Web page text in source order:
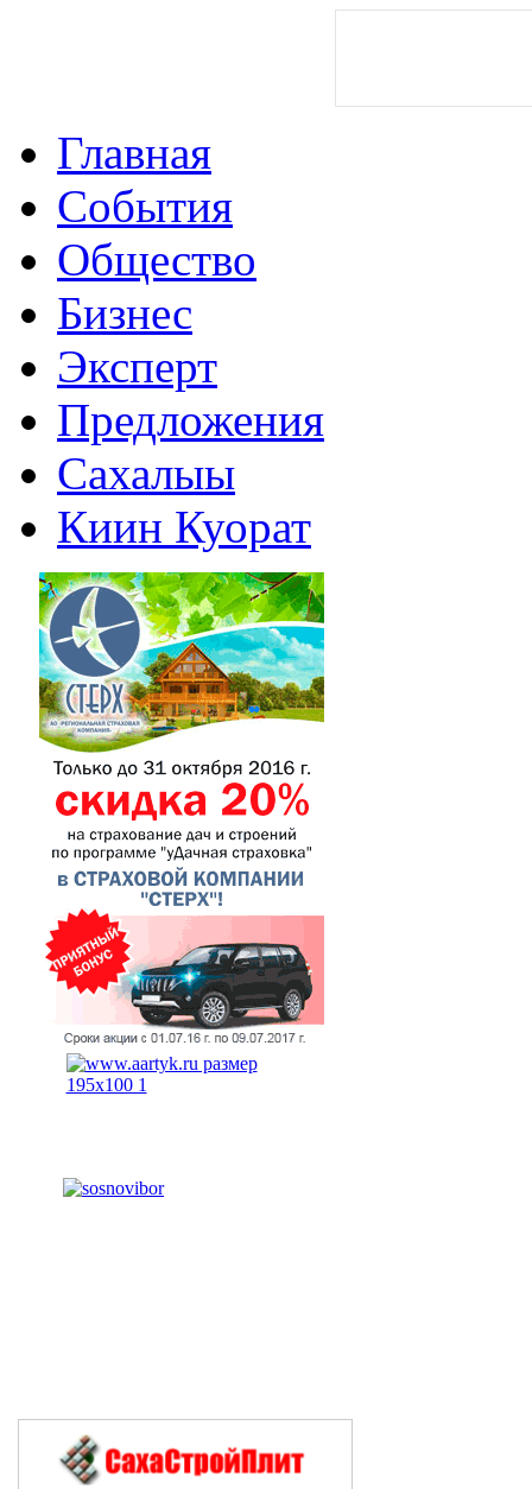
Главная
События
Общество
Бизнес
Эксперт
Предложения
Сахалыы
Киин Куорат